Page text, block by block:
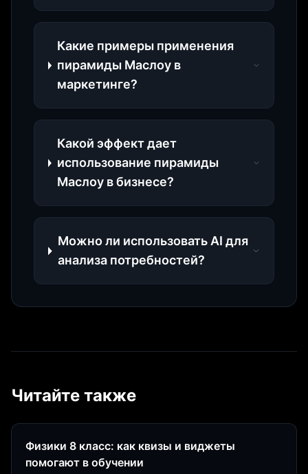
Какие примеры применения
пирамиды Маслоу в
маркетинге?
Какой эффект дает
использование пирамиды
Маслоу в бизнесе?
Можно ли использовать AI для
анализа потребностей?
Читайте также
Физики 8 класс: как квизы и виджеты
помогают в обучении